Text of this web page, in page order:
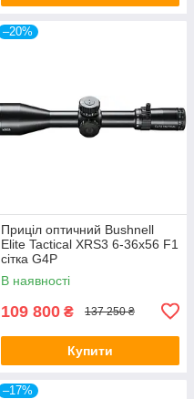
–20%
Приціл оптичний Bushnell
Elite Tactical XRS3 6-36x56 F1
сітка G4P
В наявності
109 800 ₴ 137 250 ₴
Купити
–17%